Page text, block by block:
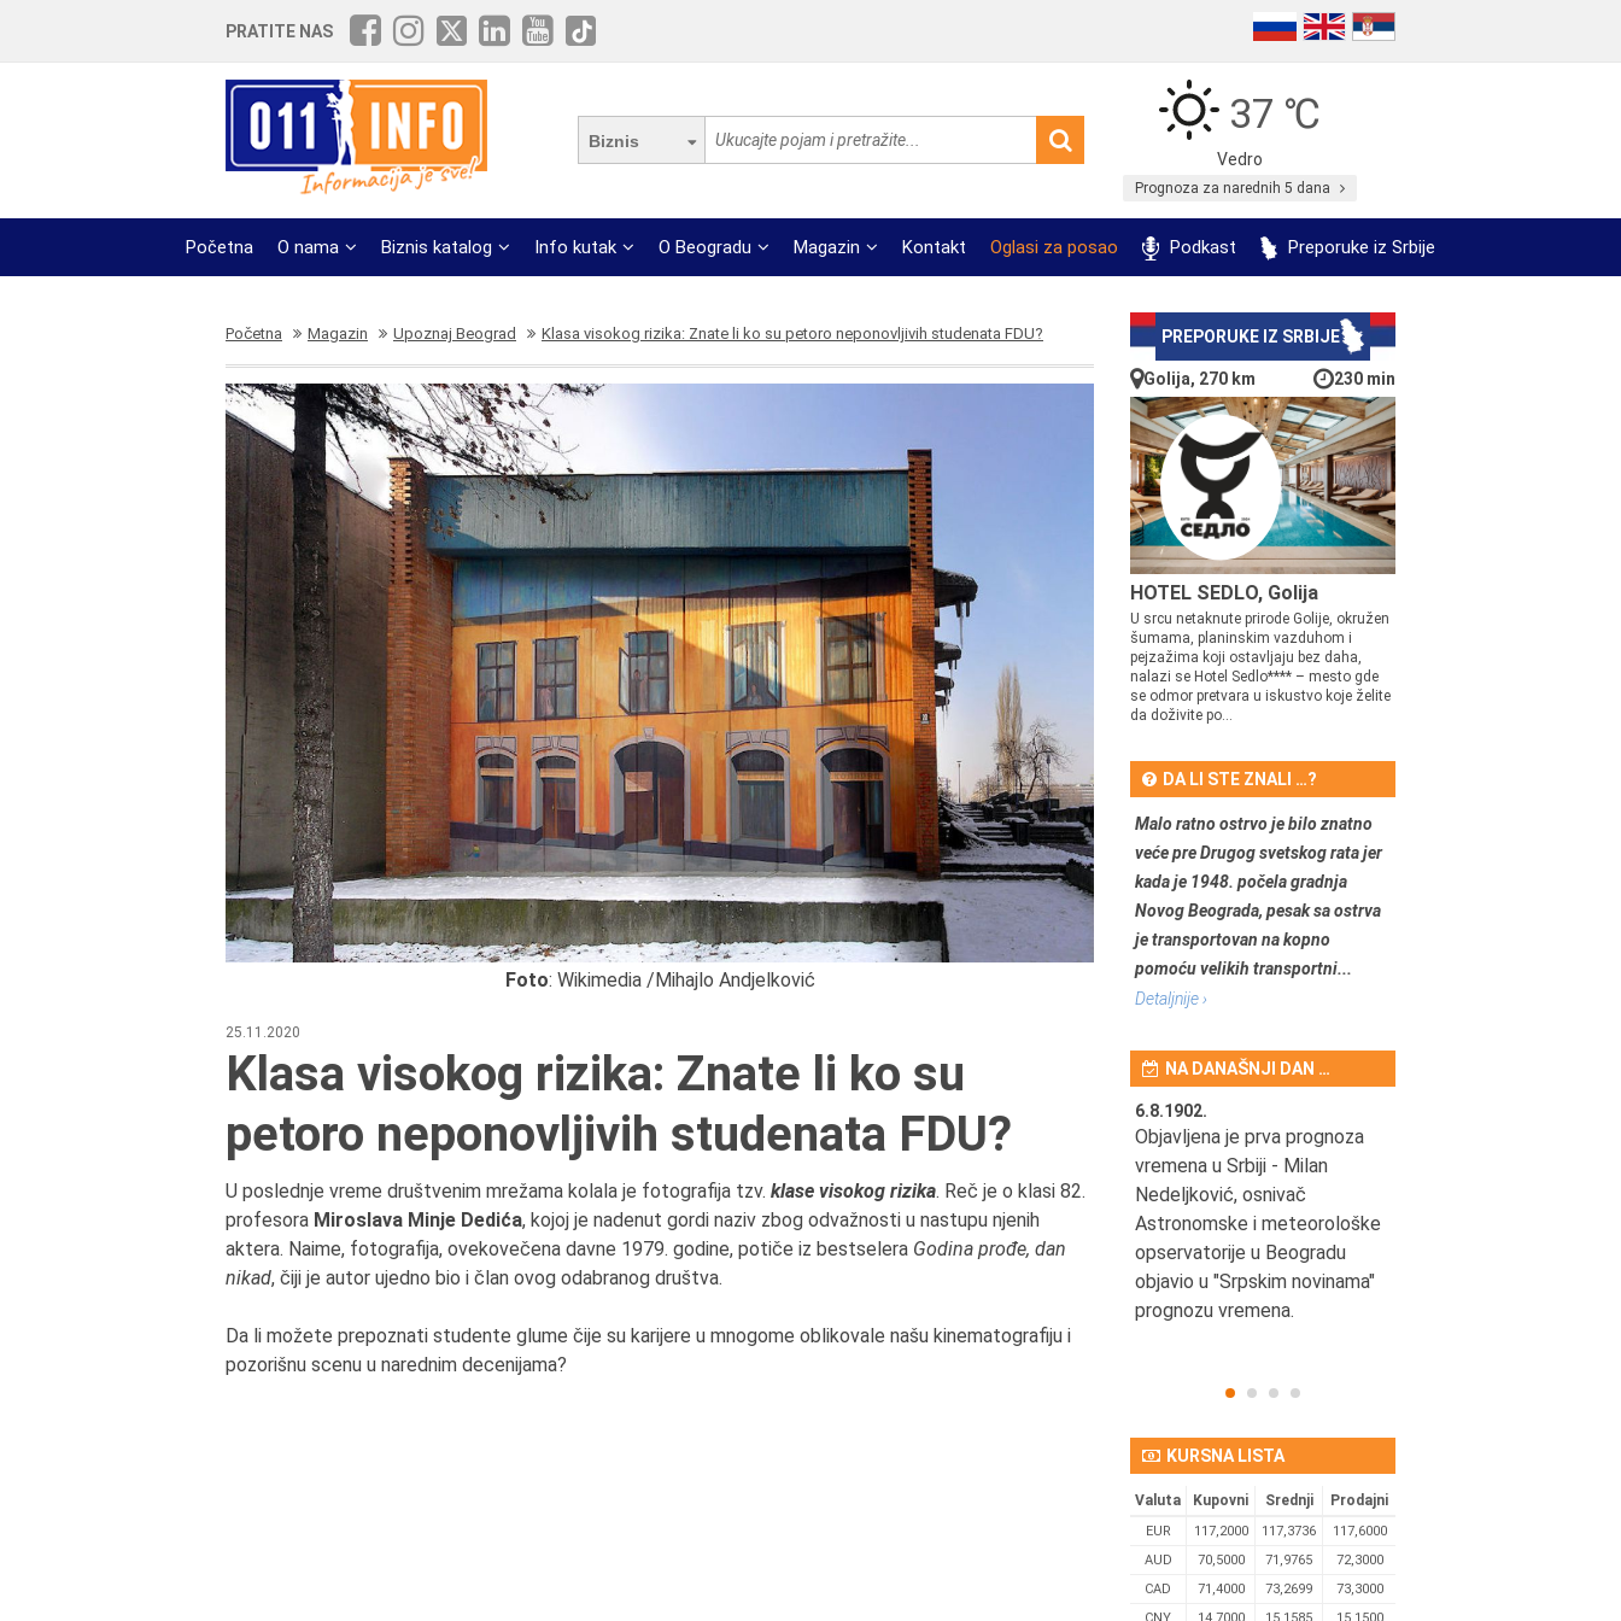
PRATITE NAS
Biznis
37 ℃
Vedro
Prognoza za narednih 5 dana
Početna O nama Biznis katalog Info kutak O Beogradu Magazin Kontakt Oglasi za posao Podkast Preporuke iz Srbije
Početna Magazin Upoznaj Beograd Klasa visokog rizika: Znate li ko su petoro neponovljivih studenata FDU?
Foto: Wikimedia /Mihajlo Andjelković
25.11.2020
Klasa visokog rizika: Znate li ko su
petoro neponovljivih studenata FDU?
U poslednje vreme društvenim mrežama kolala je fotografija tzv. klase visokog rizika. Reč je o klasi 82.
profesora Miroslava Minje Dedića, kojoj je nadenut gordi naziv zbog odvažnosti u nastupu njenih
aktera. Naime, fotografija, ovekovečena davne 1979. godine, potiče iz bestselera Godina prođe, dan
nikad, čiji je autor ujedno bio i član ovog odabranog društva.
Da li možete prepoznati studente glume čije su karijere u mnogome oblikovale našu kinematografiju i
pozorišnu scenu u narednim decenijama?
PREPORUKE IZ SRBIJE
Golija, 270 km 230 min
HOTEL SEDLO, Golija
U srcu netaknute prirode Golije, okružen
šumama, planinskim vazduhom i
pejzažima koji ostavljaju bez daha,
nalazi se Hotel Sedlo**** – mesto gde
se odmor pretvara u iskustvo koje želite
da doživite po...
DA LI STE ZNALI …?
Malo ratno ostrvo je bilo znatno
veće pre Drugog svetskog rata jer
kada je 1948. počela gradnja
Novog Beograda, pesak sa ostrva
je transportovan na kopno
pomoću velikih transportni...
Detaljnije ›
NA DANAŠNJI DAN …
Preminula je Zorka Boljanović,
predsednik Udruženja žena
pilota Jugoslavije.
6.8.1902.
Objavljena je prva prognoza
vremena u Srbiji - Milan
Nedeljković, osnivač
Astronomske i meteorološke
opservatorije u Beogradu
objavio u "Srpskim novinama"
prognozu vremena.
KURSNA LISTA
Valuta Kupovni Srednji Prodajni
EUR 117,2000 117,3736
117,6000
AUD
70,5000 71,9765
72,3000
CAD
71,4000 73,2699
73,3000
CNY
14,7000 15,1585 15,1500